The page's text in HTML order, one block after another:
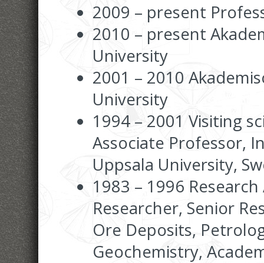
2009 – present
2010 – present
University
2001 – 2010
University
1994 – 2001 Visiting
Associate Professor,
Uppsala University,
1983 – 1996
Researcher, Senior
Ore Deposits,
Geochemistry,